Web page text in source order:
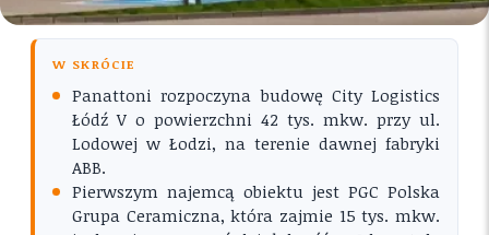
W SKRÓCIE
Panattoni rozpoczyna budowę City Logistics
Łódź V o powierzchni 42 tys. mkw. przy ul.
Lodowej w Łodzi, na terenie dawnej fabryki
ABB.
Pierwszym najemcą obiektu jest PGC Polska
Grupa Ceramiczna, która zajmie 15 tys. mkw.